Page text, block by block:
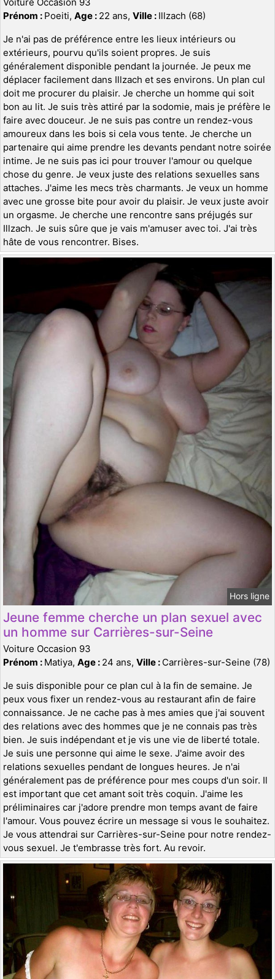
Voiture Occasion 93
Prénom : Poeiti, Age : 22 ans, Ville : Illzach (68)
Je n'ai pas de préférence entre les lieux intérieurs ou
extérieurs, pourvu qu'ils soient propres. Je suis
généralement disponible pendant la journée. Je peux me
déplacer facilement dans Illzach et ses environs. Un plan cul
doit me procurer du plaisir. Je cherche un homme qui soit
bon au lit. Je suis très attiré par la sodomie, mais je préfère le
faire avec douceur. Je ne suis pas contre un rendez-vous
amoureux dans les bois si cela vous tente. Je cherche un
partenaire qui aime prendre les devants pendant notre soirée
intime. Je ne suis pas ici pour trouver l'amour ou quelque
chose du genre. Je veux juste des relations sexuelles sans
attaches. J'aime les mecs très charmants. Je veux un homme
avec une grosse bite pour avoir du plaisir. Je veux juste avoir
un orgasme. Je cherche une rencontre sans préjugés sur
Illzach. Je suis sûre que je vais m'amuser avec toi. J'ai très
hâte de vous rencontrer. Bises.
Hors ligne
Jeune femme cherche un plan sexuel avec
un homme sur Carrières-sur-Seine
Voiture Occasion 93
Prénom : Matiya, Age : 24 ans, Ville : Carrières-sur-Seine (78)
Je suis disponible pour ce plan cul à la fin de semaine. Je
peux vous fixer un rendez-vous au restaurant afin de faire
connaissance. Je ne cache pas à mes amies que j'ai souvent
des relations avec des hommes que je ne connais pas très
bien. Je suis indépendant et je vis une vie de liberté totale.
Je suis une personne qui aime le sexe. J'aime avoir des
relations sexuelles pendant de longues heures. Je n'ai
généralement pas de préférence pour mes coups d'un soir. Il
est important que cet amant soit très coquin. J'aime les
préliminaires car j'adore prendre mon temps avant de faire
l'amour. Vous pouvez écrire un message si vous le souhaitez.
Je vous attendrai sur Carrières-sur-Seine pour notre rendez-
vous sexuel. Je t'embrasse très fort. Au revoir.